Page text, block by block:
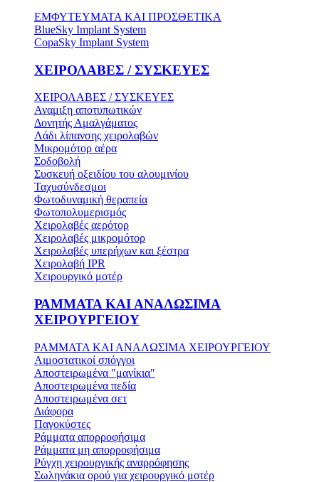
ΕΜΦΥΤΕΥΜΑΤΑ ΚΑΙ ΠΡΟΣΘΕΤΙΚΑ
BlueSky Implant System
CopaSky Implant System
ΧΕΙΡΟΛΑΒΕΣ / ΣΥΣΚΕΥΕΣ
ΧΕΙΡΟΛΑΒΕΣ / ΣΥΣΚΕΥΕΣ
Αναμιξη αποτυπωτικών
Δονητής Αμαλγάματος
Λάδι λίπανσης χειρολαβών
Μικρομότορ αέρα
Σοδοβολή
Συσκευή οξειδίου του αλουμινίου
Ταχυσύνδεσμοι
Φωτοδυναμική θεραπεία
Φωτοπολυμερισμός
Χειρολαβές αερότορ
Χειρολαβές μικρομότορ
Χειρολαβές υπερήχων και ξέστρα
Χειρολαβή IPR
Χειρουργικό μοτέρ
ΡΑΜΜΑΤΑ ΚΑΙ ΑΝΑΛΩΣΙΜΑ
ΧΕΙΡΟΥΡΓΕΙΟΥ
ΡΑΜΜΑΤΑ ΚΑΙ ΑΝΑΛΩΣΙΜΑ ΧΕΙΡΟΥΡΓΕΙΟΥ
Αιμοστατικοί σπόγγοι
Αποστειρωμένα "μανίκια"
Αποστειρωμένα πεδία
Αποστειρωμένα σετ
Διάφορα
Παγοκύστες
Ράμματα απορροφήσιμα
Ράμματα μη απορροφήσιμα
Ρύγχη χειρουργικής αναρρόφησης
Σωληνάκια ορού για χειρουργικό μοτέρ